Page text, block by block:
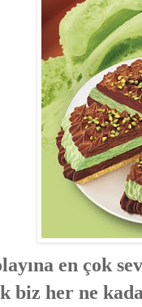
en çok
biz her ne